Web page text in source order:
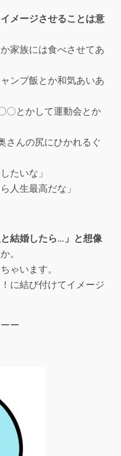
メージさせることは意
家族には食べさせてあ
ンプ飯とか和気あいあ
〇とかして運動会とか
さんの尻にひかれるぐ
たいな」
人生最高だな」
と結婚したら…」と想像
。
ゃいます。
に結び付けてイメージ
ー